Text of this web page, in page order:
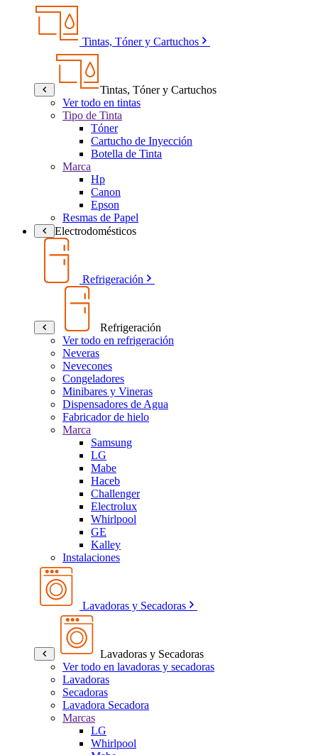
Tintas, Tóner y Cartuchos
Tintas, Tóner y Cartuchos
Ver todo en tintas
Tipo de Tinta
Tóner
Cartucho de Inyección
Botella de Tinta
Marca
Hp
Canon
Epson
Resmas de Papel
Electrodomésticos
Refrigeración
Refrigeración
Ver todo en refrigeración
Neveras
Nevecones
Congeladores
Minibares y Vineras
Dispensadores de Agua
Fabricador de hielo
Marca
Samsung
LG
Mabe
Haceb
Challenger
Electrolux
Whirlpool
GE
Kalley
Instalaciones
Lavadoras y Secadoras
Lavadoras y Secadoras
Ver todo en lavadoras y secadoras
Lavadoras
Secadoras
Lavadora Secadora
Marcas
LG
Whirlpool